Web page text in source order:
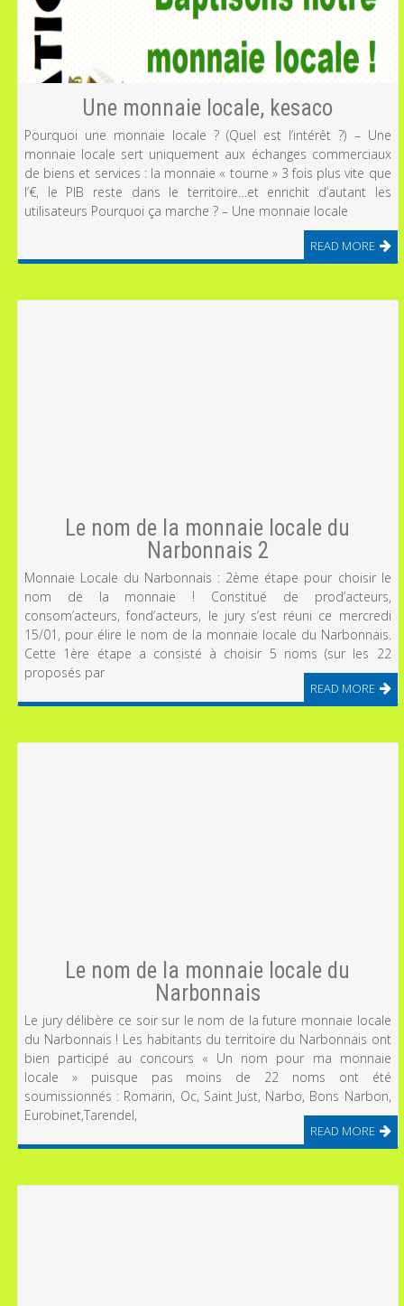
Une monnaie locale, kesaco
Pourquoi une monnaie locale ? (Quel est l’intérêt ?) – Une
monnaie locale sert uniquement aux échanges commerciaux
de biens et services : la monnaie « tourne » 3 fois plus vite que
l’€, le PIB reste dans le territoire…et enrichit d’autant les
utilisateurs Pourquoi ça marche ? – Une monnaie locale
READ MORE
Le nom de la monnaie locale du
Narbonnais 2
Monnaie Locale du Narbonnais : 2ème étape pour choisir le
nom de la monnaie ! Constitué de prod’acteurs,
consom’acteurs, fond’acteurs, le jury s’est réuni ce mercredi
15/01, pour élire le nom de la monnaie locale du Narbonnais.
Cette 1ère étape a consisté à choisir 5 noms (sur les 22
proposés par
READ MORE
Le nom de la monnaie locale du
Narbonnais
Le jury délibère ce soir sur le nom de la future monnaie locale
du Narbonnais ! Les habitants du territoire du Narbonnais ont
bien participé au concours « Un nom pour ma monnaie
locale » puisque pas moins de 22 noms ont été
soumissionnés : Romarin, Oc, Saint Just, Narbo, Bons Narbon,
Eurobinet,Tarendel,
READ MORE